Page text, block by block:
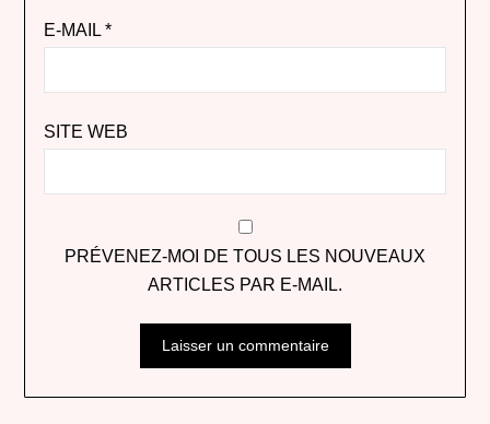
E-MAIL *
SITE WEB
PRÉVENEZ-MOI DE TOUS LES NOUVEAUX
ARTICLES PAR E-MAIL.